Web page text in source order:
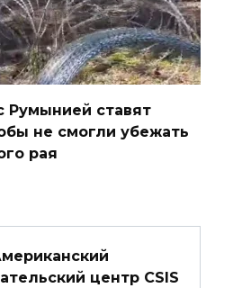
Румынией ставят
не смогли убежать
рая
центр CSIS